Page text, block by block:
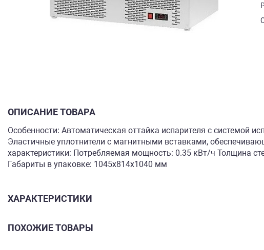
ОПИСАНИЕ ТОВАРА
Особенности: Автоматическая оттайка испарителя с системой
Эластичные уплотнители с магнитными вставками,
характеристики: Потребляемая мощность: 0.35 кВт/ч Толщина
Габариты в упаковке: 1045х814х1040 мм
ХАРАКТЕРИСТИКИ
ПОХОЖИЕ ТОВАРЫ